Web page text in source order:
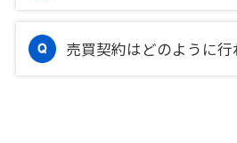
売買契約はどのように行